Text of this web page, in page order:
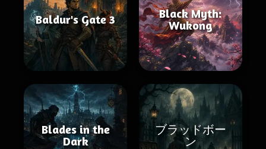
Baldur's Gate 3
Black Myth:
Wukong
Blades in the
Dark
ブラッドボー
ン